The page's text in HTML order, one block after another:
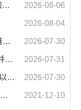
汪华东在督导群众身边不正之风 和腐败问题集中整治工作时强调 以更高标准更实举措纵深推进集中整治 不断增强人民群众获得感幸福感安全感 2026-08-06
2026-08-04
汪华东蒋曦会见淮北舰和“攻坚英雄连”官兵代表 2026-07-30
汪华东开展夏季“送清凉”慰问活动并调研专门教育工作 落实落细防暑降温措施 用心用情关爱一线职工 2026-07-31
市领导开展“八一”走访慰问活动 致以节日问候 畅叙鱼水深情 2026-07-30
濉溪县举行婚姻家庭纠纷人民调解委员会暨调解志愿者服务团成立仪式 2021-12-10